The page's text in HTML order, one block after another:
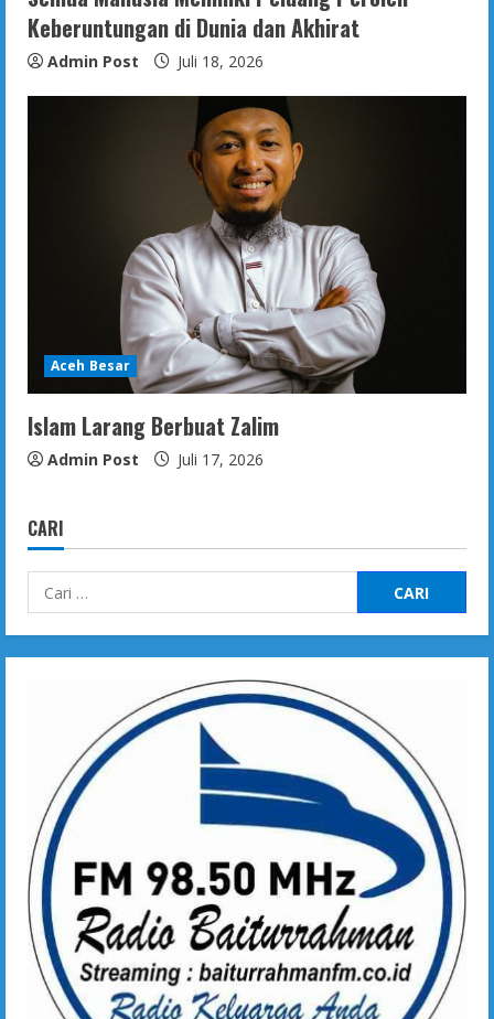
Keberuntungan di Dunia dan Akhirat
Admin Post Juli 18, 2026
Aceh Besar
Islam Larang Berbuat Zalim
Admin Post Juli 17, 2026
CARI
Cari
untuk: